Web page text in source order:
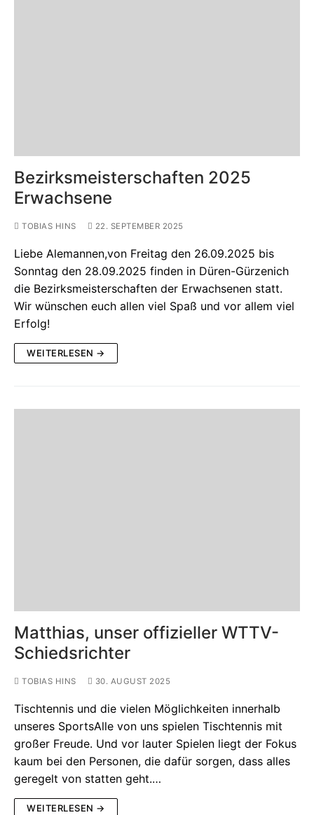
Bezirksmeisterschaften 2025
Erwachsene
TOBIAS HINS 22. SEPTEMBER 2025
Liebe Alemannen,von Freitag den 26.09.2025 bis
Sonntag den 28.09.2025 finden in Düren-Gürzenich
die Bezirksmeisterschaften der Erwachsenen statt.
Wir wünschen euch allen viel Spaß und vor allem viel
Erfolg!
WEITERLESEN →
Matthias, unser offizieller WTTV-
Schiedsrichter
TOBIAS HINS 30. AUGUST 2025
Tischtennis und die vielen Möglichkeiten innerhalb
unseres SportsAlle von uns spielen Tischtennis mit
großer Freude. Und vor lauter Spielen liegt der Fokus
kaum bei den Personen, die dafür sorgen, dass alles
geregelt von statten geht.…
WEITERLESEN →